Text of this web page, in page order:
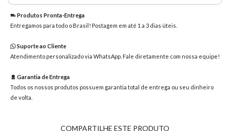
Envie-
nos uma
Produtos Pronta-Entrega
Entregamos para todo o Brasil! Postagem em até 1 a 3 dias úteis.
Suporte ao Cliente
Atendimento personalizado via WhatsApp. Fale diretamente com nossa equipe!
Garantia de Entrega
Todos os nossos produtos possuem garantia total de entrega ou seu dinheiro
de volta.
COMPARTILHE ESTE PRODUTO